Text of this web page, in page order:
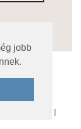
jobb